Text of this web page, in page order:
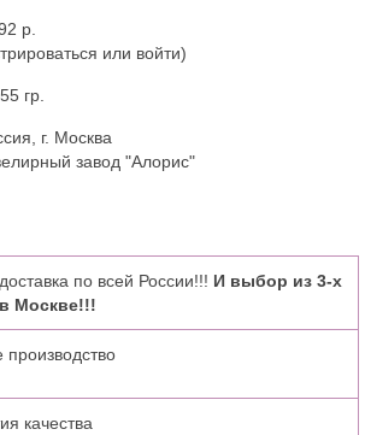
р.
или войти)
гр.
г. Москва
завод "Алорис"
по всей России!!! И выбор из 3-х
Москве!!!
производство
качества